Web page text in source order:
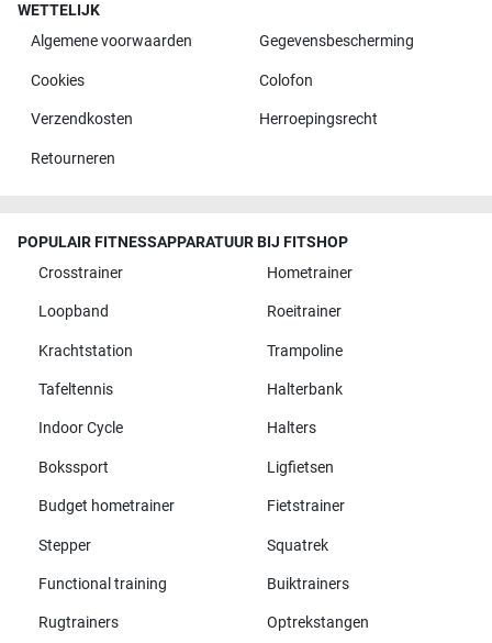
WETTELIJK
Algemene voorwaarden
Gegevensbescherming
Cookies Colofon
Verzendkosten Herroepingsrecht
Retourneren
POPULAIR FITNESSAPPARATUUR BIJ FITSHOP
Crosstrainer
Hometrainer
Loopband Roeitrainer
Krachtstation Trampoline
Tafeltennis Halterbank
Indoor Cycle Halters
Bokssport Ligfietsen
Budget hometrainer Fietstrainer
Stepper Squatrek
Functional training Buiktrainers
Rugtrainers Optrekstangen